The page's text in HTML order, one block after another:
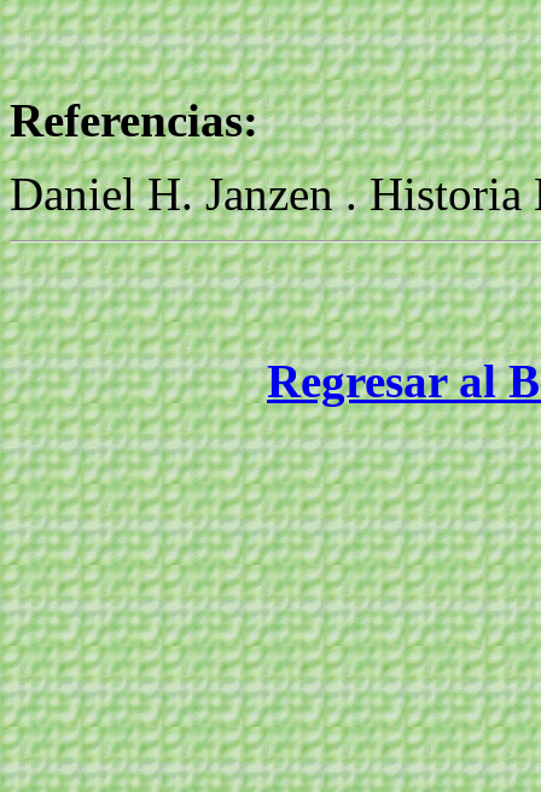
Referencias:
Daniel H. Janzen . Historia
Regresar al